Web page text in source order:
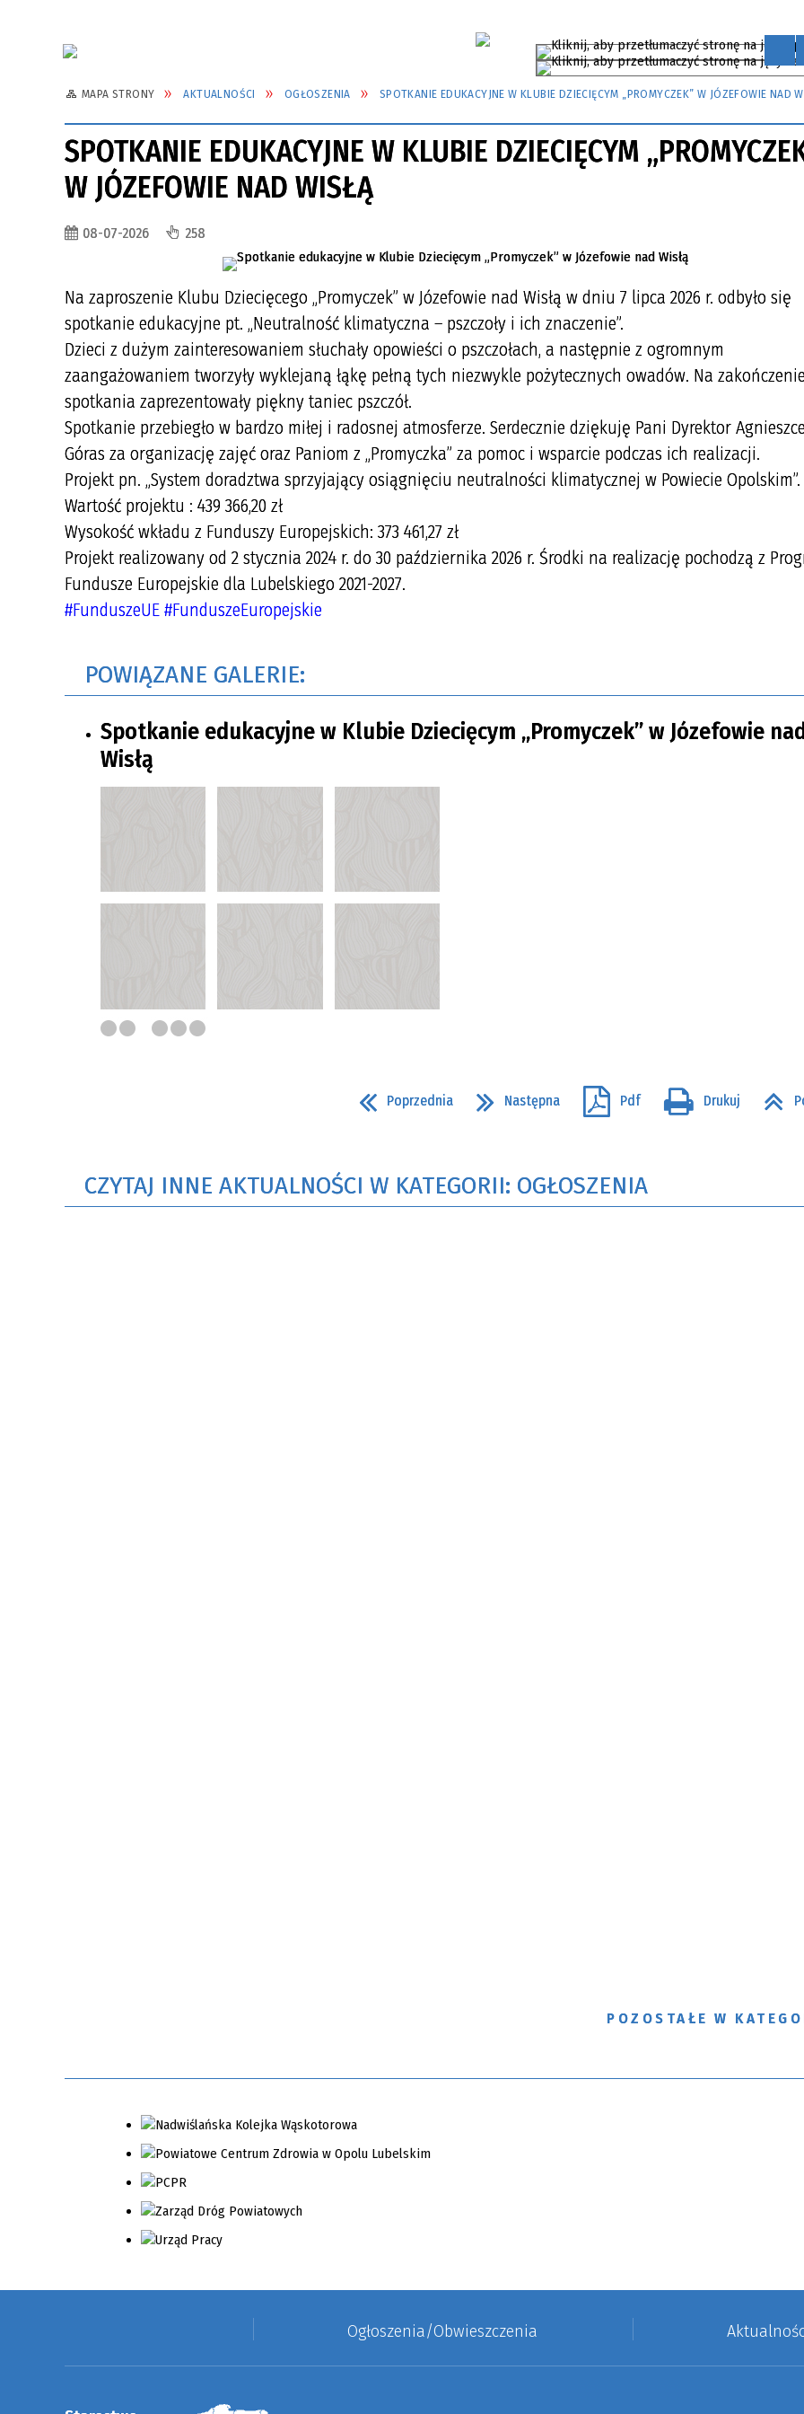
MAPA STRONY AKTUALNOŚCI OGŁOSZENIA SPOTKANIE EDUKACYJNE W KLUBIE DZIECIĘCYM „PROMYCZEK” W JÓZEFOWIE NAD
SPOTKANIE EDUKACYJNE W KLUBIE DZIECIĘCYM
W JÓZEFOWIE NAD WISŁĄ
08-07-2026 258
Na zaproszenie Klubu Dziecięcego „Promyczek” w Józefowie nad Wisłą w dniu 7 lipca 2026 r. odbyło się
spotkanie edukacyjne pt. „Neutralność klimatyczna – pszczoły i ich znaczenie”.
Dzieci z dużym zainteresowaniem słuchały opowieści o pszczołach, a następnie z ogromnym
zaangażowaniem tworzyły wyklejaną łąkę pełną tych niezwykle pożytecznych owadów. Na zakończenie
spotkania zaprezentowały piękny taniec pszczół.
Spotkanie przebiegło w bardzo miłej i radosnej atmosferze. Serdecznie dziękuję Pani Dyrektor Agnieszce
Góras za organizację zajęć oraz Paniom z „Promyczka” za pomoc i wsparcie podczas ich realizacji.
Projekt pn. „System doradztwa sprzyjający osiągnięciu neutralności klimatycznej w Powiecie Opolskim”.
Wartość projektu : 439 366,20 zł
Wysokość wkładu z Funduszy Europejskich: 373 461,27 zł
Projekt realizowany od 2 stycznia 2024 r. do 30 października 2026 r. Środki na realizację pochodzą z
Fundusze Europejskie dla Lubelskiego 2021-2027.
#FunduszeUE #FunduszeEuropejskie
POWIĄZANE GALERIE:
Spotkanie edukacyjne w Klubie Dziecięcym „Promyczek” w Józefowie
Wisłą
Poprzednia Następna Pdf Drukuj
CZYTAJ INNE AKTUALNOŚCI W KATEGORII: OGŁOSZENIA
POZOSTAŁE W
Ogłoszenia/Obwieszczenia